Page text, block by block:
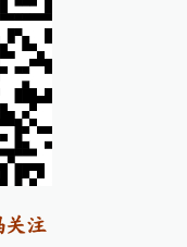
关注